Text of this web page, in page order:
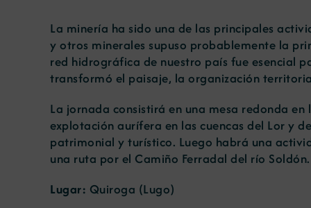
La minería ha sido una de las principales
y otros minerales supuso probablemente la
red hidrográfica de nuestro país fue esencial
transformó el paisaje, la organización
La jornada consistirá en una mesa redonda
explotación aurífera en las cuencas del Lor y
patrimonial y turístico. Luego habrá una
una ruta por el Camiño Ferradal del río Soldón.
Lugar: Quiroga (Lugo)